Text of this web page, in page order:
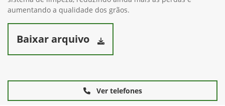
aumentando a qualidade dos grãos.
Baixar arquivo
Ver telefones